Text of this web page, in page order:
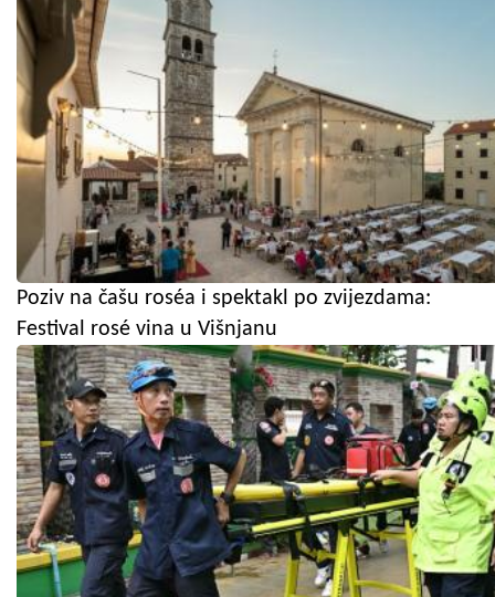
Poziv na čašu roséa i spektakl po zvijezdama:
Festival rosé vina u Višnjanu